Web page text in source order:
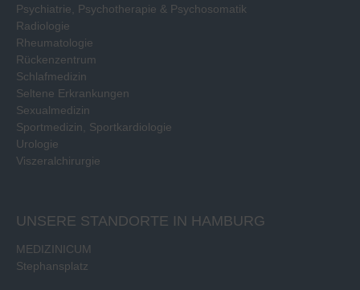
Psychiatrie, Psychotherapie & Psychosomatik
Radiologie
Rheumatologie
Rückenzentrum
Schlafmedizin
Seltene Erkrankungen
Sexualmedizin
Sportmedizin, Sportkardiologie
Urologie
Viszeralchirurgie
UNSERE STANDORTE IN HAMBURG
MEDIZINICUM
Stephansplatz